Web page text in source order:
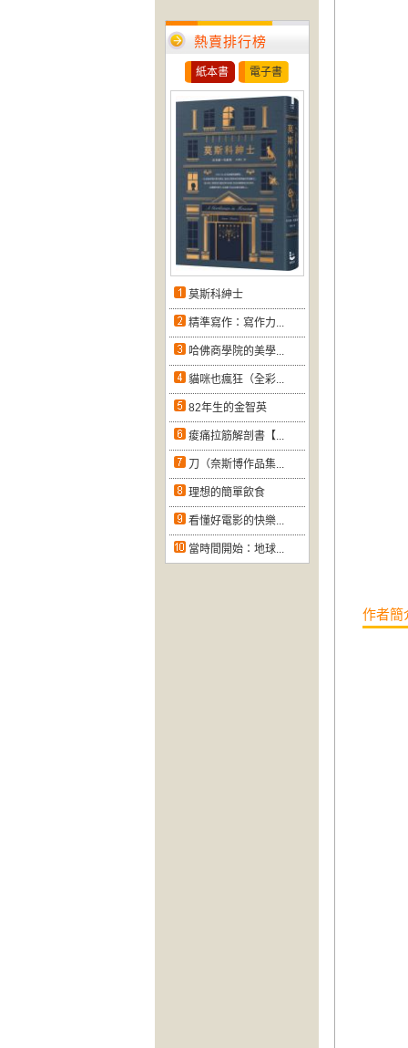
熱賣排行榜
紙本書 電子書
莫斯科紳士
精準寫作：寫作力...
哈佛商學院的美學...
貓咪也瘋狂（全彩...
82年生的金智英
痠痛拉筋解剖書【...
刀（奈斯博作品集...
理想的簡單飲食
看懂好電影的快樂...
當時間開始：地球...
作者簡